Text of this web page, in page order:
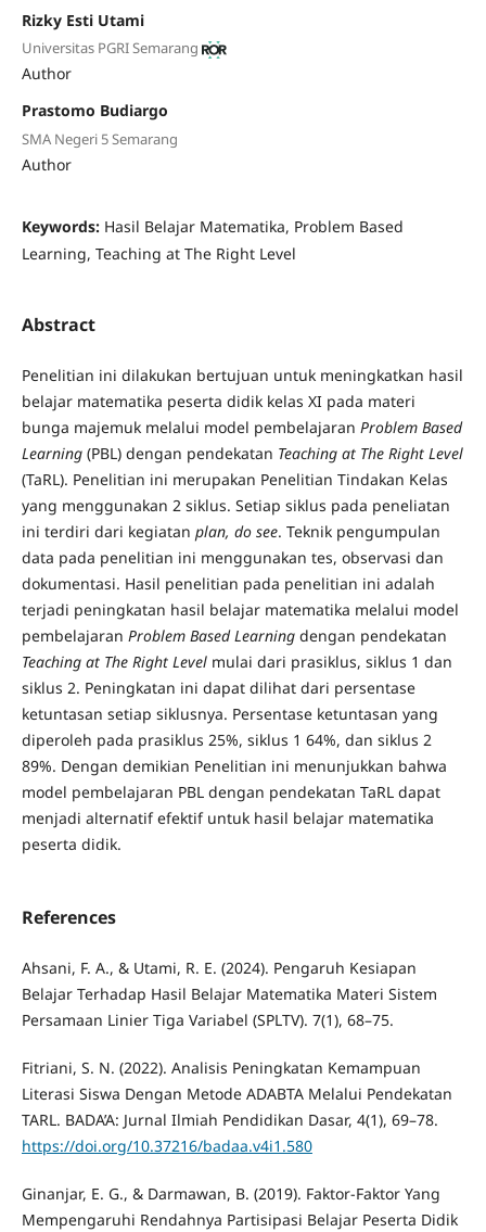
Rizky Esti Utami
Universitas PGRI Semarang
Author
Prastomo Budiargo
SMA Negeri 5 Semarang
Author
Keywords: Hasil Belajar Matematika, Problem Based
Learning, Teaching at The Right Level
Abstract
Penelitian ini dilakukan bertujuan untuk meningkatkan hasil
belajar matematika peserta didik kelas XI pada materi
bunga majemuk melalui model pembelajaran Problem Based
Learning(PBL) dengan pendekatan Teaching at The Right Level
(TaRL). Penelitian ini merupakan Penelitian Tindakan Kelas
yang menggunakan 2 siklus. Setiap siklus pada peneliatan
ini terdiri dari kegiatan plan, do see. Teknik pengumpulan
data pada penelitian ini menggunakan tes, observasi dan
dokumentasi. Hasil penelitian pada penelitian ini adalah
terjadi peningkatan hasil belajar matematika melalui model
pembelajaran Problem Based Learningdengan pendekatan
Teaching at The Right Levelmulai dari prasiklus, siklus 1 dan
siklus 2. Peningkatan ini dapat dilihat dari persentase
ketuntasan setiap siklusnya. Persentase ketuntasan yang
diperoleh pada prasiklus 25%, siklus 1 64%, dan siklus 2
89%. Dengan demikian Penelitian ini menunjukkan bahwa
model pembelajaran PBL dengan pendekatan TaRL dapat
menjadi alternatif efektif untuk hasil belajar matematika
peserta didik.
References
Ahsani, F. A., & Utami, R. E. (2024). Pengaruh Kesiapan
Belajar Terhadap Hasil Belajar Matematika Materi Sistem
Persamaan Linier Tiga Variabel (SPLTV). 7(1), 68–75.
Fitriani, S. N. (2022). Analisis Peningkatan Kemampuan
Literasi Siswa Dengan Metode ADABTA Melalui Pendekatan
TARL. BADA’A: Jurnal Ilmiah Pendidikan Dasar, 4(1), 69–78.
https://doi.org/10.37216/badaa.v4i1.580
Ginanjar, E. G., & Darmawan, B. (2019). Faktor-Faktor Yang
Mempengaruhi Rendahnya Partisipasi Belajar Peserta Didik